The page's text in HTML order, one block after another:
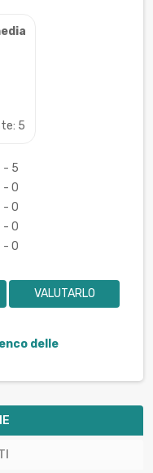
5
- 5
- 0
- 0
- 0
- 0
VALUTARLO
delle